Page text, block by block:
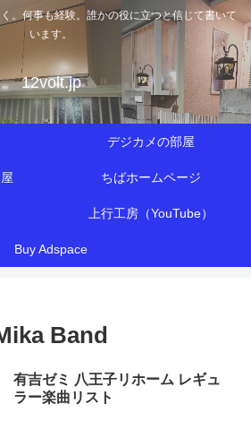
。何事も経験。誰かの役に立つと信じて書いて
います。
12volt.jp
デジカメの部屋
ちばホームページ
上行工房（YouTube）
Buy Adspace
Band
有吉ゼミ 八王子リホーム レギュ
ラー楽曲リスト